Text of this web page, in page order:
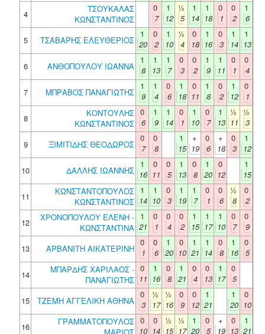
4
ΤΣΟΥΚΑΛΑΣ
ΚΩΝΣΤΑΝΤΙΝΟΣ
0
7
1
12
½
5
1
14
1
18
0
1
0
2
1
6
5
ΤΣΑΒΑΡΗΣ ΕΛΕΥΘΕΡΙΟΣ
1
20
0
2
1
10
½
4
0
18
1
16
0
3
1
14
1
13
6
ΑΝΘΟΠΟΥΛΟΥ ΙΩΑΝΝΑ
1
8
1
13
1
7
0
3
0
2
1
9
1
11
0
1
0
4
7
ΜΠΡΑΒΟΣ ΠΑΝΑΓΙΩΤΗΣ
1
9
1
4
0
6
1
18
0
11
1
8
0
2
1
12
0
1
8
ΚΟΝΤΟΥΛΗΣ
ΚΩΝΣΤΑΝΤΙΝΟΣ
0
6
1
9
1
14
0
1
1
10
0
7
1
13
½
11
½
3
9
ΞΙΜΙΤΙΔΗΣ ΘΕΟΔΩΡΟΣ
0
7
0
8
1
15
+
19
0
6
+
18
0
3
1
12
10
ΔΑΛΛΗΣ ΙΩΑΝΝΗΣ
1
16
0
11
0
5
1
13
0
8
1
20
0
12
1
15
11
ΚΩΝΣΤΑΝΤΟΠΟΥΛΟΣ
ΚΩΝΣΤΑΝΤΙΝΟΣ
1
14
1
10
0
3
1
19
1
7
0
1
0
6
½
8
0
2
12
ΧΡΟΝΟΠΟΥΛΟΥ ΕΛΕΝΗ -
ΚΩΝΣΤΑΝΤΙΝΑ
1
21
0
1
0
4
0
2
1
15
1
17
1
10
0
7
0
9
13
ΑΡΒΑΝΙΤΗ ΑΙΚΑΤΕΡΙΝΗ
0
1
0
6
1
20
0
10
1
21
1
14
0
8
1
16
0
5
14
ΜΠΑΡΔΗΣ ΧΑΡΙΛΑΟΣ -
ΠΑΝΑΓΙΩΤΗΣ
0
11
1
16
0
8
1
21
0
4
0
13
1
17
0
5
15
ΤΖΕΜΗ ΑΓΓΕΛΙΚΗ ΑΘΗΝΑ
0
3
½
17
½
16
0
9
0
12
1
21
1
20
0
10
16
ΓΡΑΜΜΑΤΟΠΟΥΛΟΣ 0
10
0
14
½
15
½
17
1
20
0
5
+
19
0
13
1
21